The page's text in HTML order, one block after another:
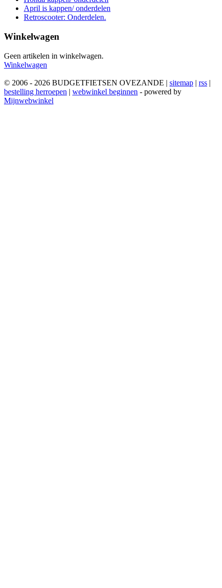
April is kappen/ onderdelen
Retroscooter: Onderdelen.
Winkelwagen
Geen artikelen in winkelwagen.
Winkelwagen
© 2006 - 2026 BUDGETFIETSEN OVEZANDE | sitemap | rss |
bestelling herroepen | webwinkel beginnen - powered by
Mijnwebwinkel